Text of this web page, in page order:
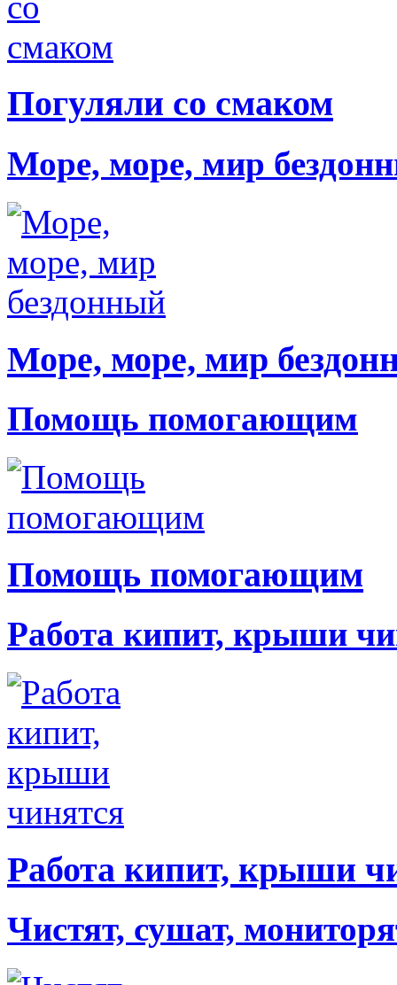
Погуляли со смаком
Море, море, мир
Море, море, мир
Помощь помогающим
Помощь помогающим
Работа кипит, крыши
Работа кипит, крыши
Чистят, сушат,